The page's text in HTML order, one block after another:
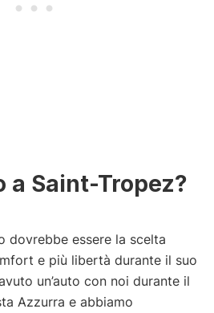
a Saint-Tropez?
dovrebbe essere la scelta
e più libertà durante il suo
un’auto con noi durante il
Azzurra e abbiamo